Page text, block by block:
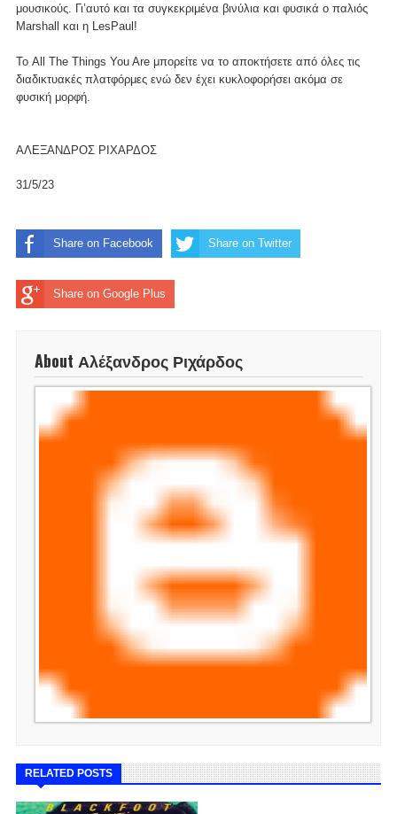
μουσικούς. Γι’αυτό και τα συγκεκριμένα βινύλια και φυσικά ο παλιός
Marshall και η LesPaul!
Το All The Things You Are μπορείτε να το αποκτήσετε από όλες τις
διαδικτυακές πλατφόρμες ενώ δεν έχει κυκλοφορήσει ακόμα σε
φυσική μορφή.
ΑΛΕΞΑΝΔΡΟΣ ΡΙΧΑΡΔΟΣ
31/5/23
Share on Facebook Share on Twitter
Share on Google Plus
About Αλέξανδρος Ριχάρδος
RELATED POSTS